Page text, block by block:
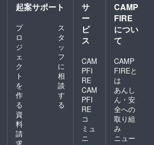
起案サポート
プ
ロ
ジ
ェ
ク
ト
を
作
る
ス
タ
ッ
フ
に
相
談
す
る
資
料
請
求
サ
ー
ビ
ス
CAM
PFI
RE
CAM
PFI
RE
コ
ミュ
ニ
CAMP
FIRE
につい
て
CAMP
FIREと
は
あんし
ん・安
全への
取り組
み
ニュー